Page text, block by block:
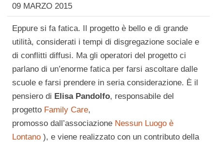
09 MARZO 2015
Eppure si fa fatica. Il progetto è bello e di grande
utilità, considerati i tempi di disgregazione sociale e
di conflitti diffusi. Ma gli operatori del progetto ci
parlano di un’enorme fatica per farsi ascoltare dalle
scuole e farsi prendere in seria considerazione. È il
pensiero di Elisa Pandolfo, responsabile del
progetto Family Care,
promosso dall’associazione Nessun Luogo è
Lontano ), e viene realizzato con un contributo della